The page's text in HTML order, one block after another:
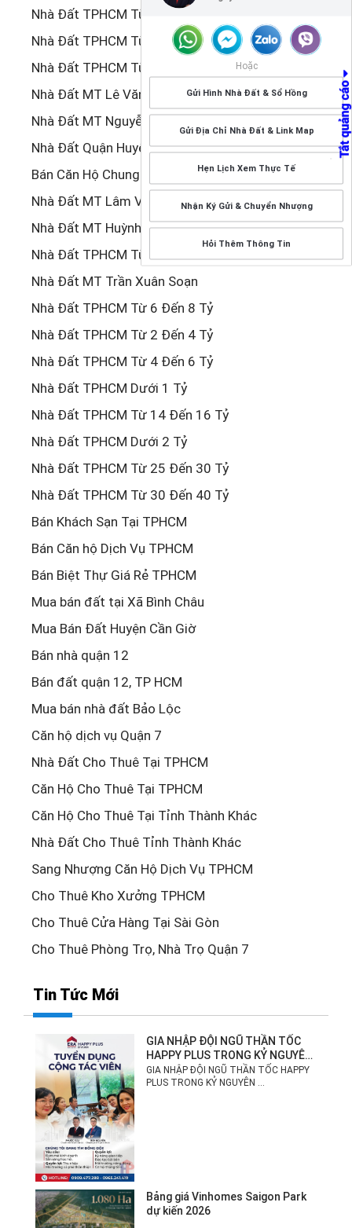
Nhà Đất TPHCM Từ 16 Đến 20 Tỷ
Nhà Đất TPHCM Từ 12 Đến 14 Tỷ
Nhà Đất TPHCM Từ 8 Đến 10 Tỷ
Nhà Đất MT Lê Văn Lương
Nhà Đất MT Nguyễn Thị Thập
Nhà Đất Quận Huyện Tỉnh Khác
Bán Căn Hộ Chung Cư Đã Hoàn Thiện TPHCM
Nhà Đất MT Lâm Văn Bền
Nhà Đất MT Huỳnh Tấn Phát
Nhà Đất TPHCM Từ 20 Đến 25 Tỷ
Nhà Đất MT Trần Xuân Soạn
Nhà Đất TPHCM Từ 6 Đến 8 Tỷ
Nhà Đất TPHCM Từ 2 Đến 4 Tỷ
Nhà Đất TPHCM Từ 4 Đến 6 Tỷ
Nhà Đất TPHCM Dưới 1 Tỷ
Nhà Đất TPHCM Từ 14 Đến 16 Tỷ
Nhà Đất TPHCM Dưới 2 Tỷ
Nhà Đất TPHCM Từ 25 Đến 30 Tỷ
Nhà Đất TPHCM Từ 30 Đến 40 Tỷ
Bán Khách Sạn Tại TPHCM
Bán Căn hộ Dịch Vụ TPHCM
Bán Biệt Thự Giá Rẻ TPHCM
Mua bán đất tại Xã Bình Châu
Mua Bán Đất Huyện Cần Giờ
Bán nhà quận 12
Bán đất quận 12, TP HCM
Mua bán nhà đất Bảo Lộc
Căn hộ dịch vụ Quận 7
Nhà Đất Cho Thuê Tại TPHCM
Căn Hộ Cho Thuê Tại TPHCM
Căn Hộ Cho Thuê Tại Tỉnh Thành Khác
Nhà Đất Cho Thuê Tỉnh Thành Khác
Sang Nhượng Căn Hộ Dịch Vụ TPHCM
Cho Thuê Kho Xưởng TPHCM
Cho Thuê Cửa Hàng Tại Sài Gòn
Cho Thuê Phòng Trọ, Nhà Trọ Quận 7
Tin Tức Mới
GIA NHẬP ĐỘI NGŨ THẦN TỐC
HAPPY PLUS TRONG KỶ NGUYÊN
MỚI!
GIA NHẬP ĐỘI NGŨ THẦN TỐC HAPPY
PLUS TRONG KỶ NGUYÊN ...
Bảng giá Vinhomes Saigon Park
dự kiến 2026
Hoặc
Gửi Hình Nhà Đất & Sổ Hồng
Gửi Địa Chỉ Nhà Đất & Link Map
Hẹn Lịch Xem Thực Tế
Nhận Ký Gửi & Chuyển Nhượng
Hỏi Thêm Thông Tin